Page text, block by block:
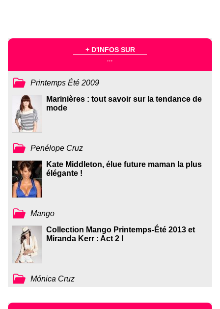
+ D'INFOS SUR
...
Printemps Été 2009
Marinières : tout savoir sur la tendance de
mode
Penélope Cruz
Kate Middleton, élue future maman la plus
élégante !
Mango
Collection Mango Printemps-Été 2013 et
Miranda Kerr : Act 2 !
Mónica Cruz